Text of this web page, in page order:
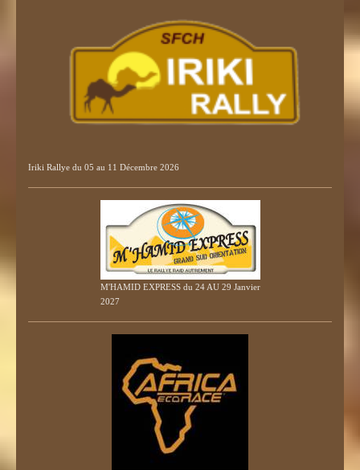
Iriki Rallye du 05 au 11 Décembre 2026
M'HAMID EXPRESS du 24 AU 29 Janvier
2027